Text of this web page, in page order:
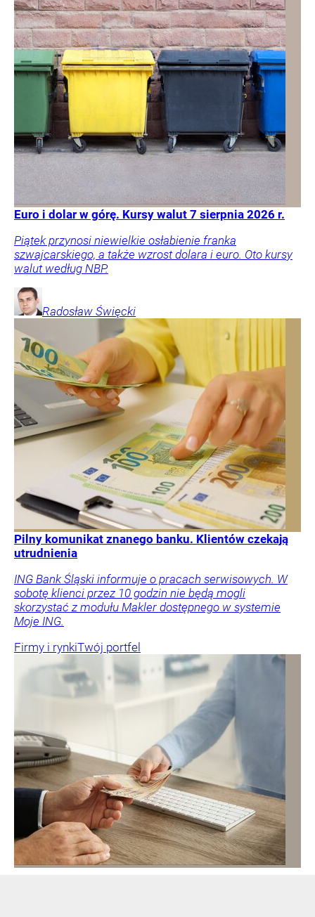
Euro i dolar w górę. Kursy walut 7 sierpnia 2026 r.
Piątek przynosi niewielkie osłabienie franka
szwajcarskiego, a także wzrost dolara i euro. Oto kursy
walut według NBP.
Radosław Święcki
Pilny komunikat znanego banku. Klientów czekają
utrudnienia
ING Bank Śląski informuje o pracach serwisowych. W
sobotę klienci przez 10 godzin nie będą mogli
skorzystać z modułu Makler dostępnego w systemie
Moje ING.
Firmy i rynkiTwój portfel